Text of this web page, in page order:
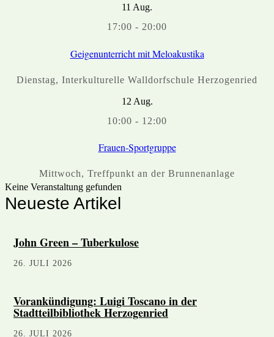
11 Aug.
17:00 - 20:00
Geigenunterricht mit Meloakustika
Dienstag, Interkulturelle Walldorfschule Herzogenried
12 Aug.
10:00 - 12:00
Frauen-Sportgruppe
Mittwoch, Treffpunkt an der Brunnenanlage
Keine Veranstaltung gefunden
Neueste Artikel
John Green – Tuberkulose
26. JULI 2026
Vorankündigung: Luigi Toscano in der
Stadtteilbibliothek Herzogenried
26. JULI 2026